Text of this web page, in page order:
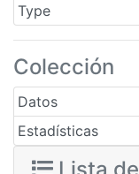
Type
Colección
Datos
Estadísticas